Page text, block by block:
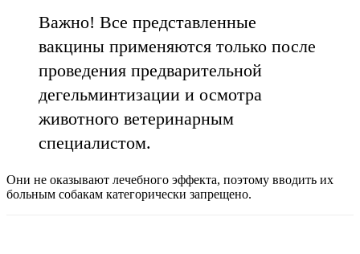
Важно! Все представленные
вакцины применяются только после
проведения предварительной
дегельминтизации и осмотра
животного ветеринарным
специалистом.
Они не оказывают лечебного эффекта, поэтому вводить их
больным собакам категорически запрещено.